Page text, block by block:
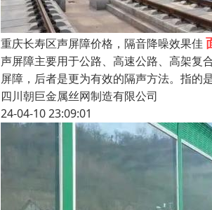
重庆长寿区声屏障价格，隔音降噪效果佳
声屏障主要用于公路、高速公路、高架复
屏障，后者是更为有效的隔声方法。指的
四川朝巨金属丝网制造有限公司
24-04-10 23:09:01